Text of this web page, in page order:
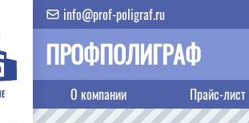
info@prof-poligraf.ru
ПРОФПОЛИГРАФ
О компании Прайс-лист